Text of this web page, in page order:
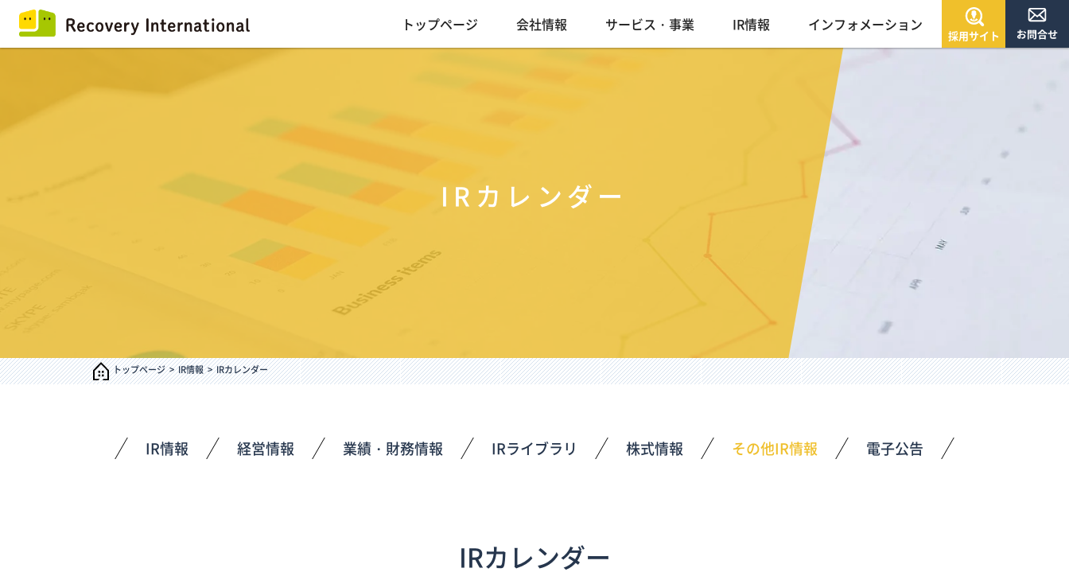
トップページ 会社情報 サービス・事業 IR情報 インフォメーション
採用サイト
IRカレンダー
トップページ IR情報 IRカレンダー
IR情報 経営情報 業績・財務情報 IRライブラリ 株式情報 その他IR情報 電子公告
IRカレンダー